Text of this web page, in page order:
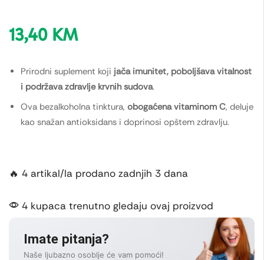
13,40 KM
Prirodni suplement koji jača imunitet, poboljšava vitalnost
i podržava zdravlje krvnih sudova.
Ova bezalkoholna tinktura, obogaćena vitaminom C, deluje
kao snažan antioksidans i doprinosi opštem zdravlju.
🔥 4 artikal/la prodano zadnjih 3 dana
4 kupaca trenutno gledaju ovaj proizvod
Imate pitanja?
Naše ljubazno osoblje će vam pomoći!